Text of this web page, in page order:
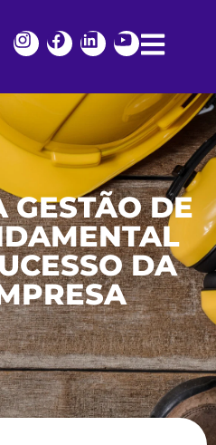
GESTÃO DE
DA